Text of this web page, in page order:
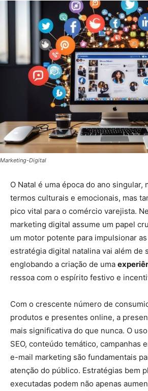
Marketing-Digital
O Natal é uma época do ano singular,
termos culturais e emocionais, mas
pico vital para o comércio varejista.
marketing digital assume um papel
um motor potente para impulsionar
estratégia digital natalina vai além de
englobando a criação de uma
ressoa com o espírito festivo e
Com o crescente número de
produtos e presentes online, a
mais significativa do que nunca. O
SEO, conteúdo temático, campanhas
e-mail marketing são fundamentais
atenção do público. Estratégias bem
executadas podem não apenas